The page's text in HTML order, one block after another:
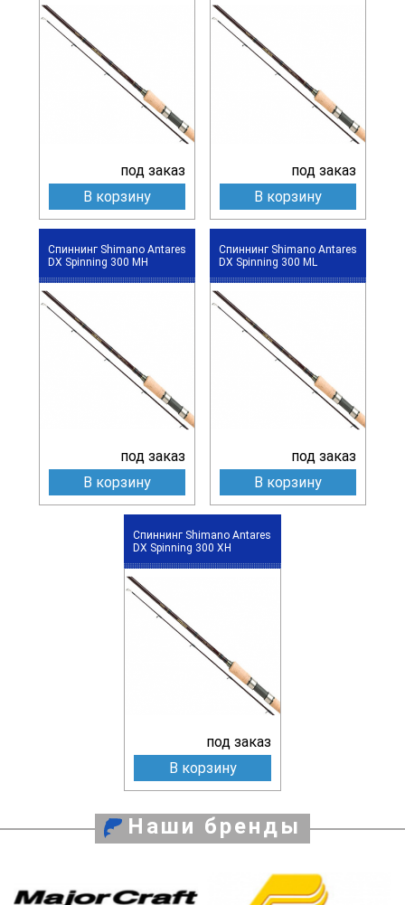
под заказ
В корзину
под заказ
В корзину
Спиннинг Shimano Antares
DX Spinning 300 MH
под заказ
В корзину
Спиннинг Shimano Antares
DX Spinning 300 ML
под заказ
В корзину
Спиннинг Shimano Antares
DX Spinning 300 XH
под заказ
В корзину
Наши бренды